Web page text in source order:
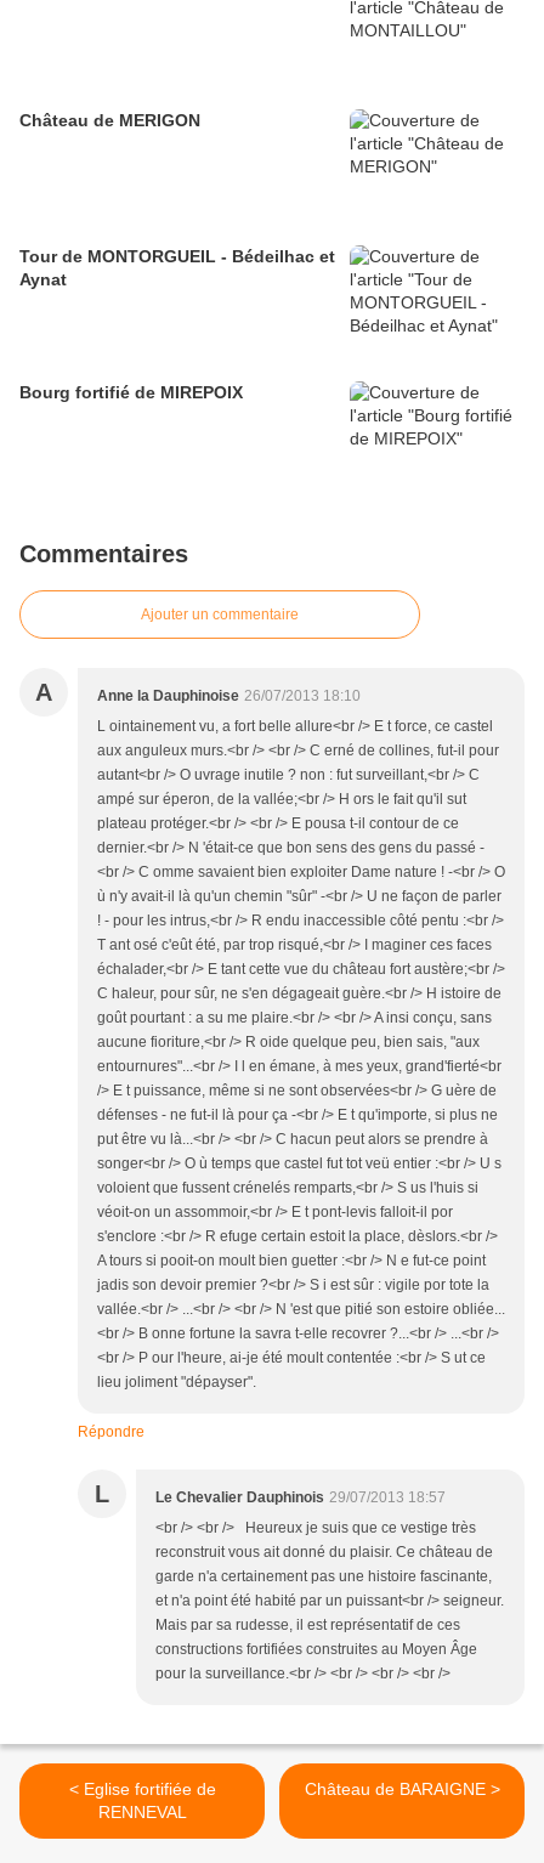
Château de MERIGON
Tour de MONTORGUEIL - Bédeilhac et
Aynat
Bourg fortifié de MIREPOIX
Commentaires
Ajouter un commentaire
A Anne la Dauphinoise 26/07/2013 18:10
L ointainement vu, a fort belle allure<br /> E t force, ce castel
aux anguleux murs.<br /> <br /> C erné de collines, fut-il pour
autant<br /> O uvrage inutile ? non : fut surveillant,<br /> C
ampé sur éperon, de la vallée;<br /> H ors le fait qu'il sut
plateau protéger.<br /> <br /> E pousa t-il contour de ce
dernier.<br /> N 'était-ce que bon sens des gens du passé -
<br /> C omme savaient bien exploiter Dame nature ! -<br /> O
ù n'y avait-il là qu'un chemin "sûr" -<br /> U ne façon de parler
! - pour les intrus,<br /> R endu inaccessible côté pentu :<br />
T ant osé c'eût été, par trop risqué,<br /> I maginer ces faces
échalader,<br /> E tant cette vue du château fort austère;<br />
C haleur, pour sûr, ne s'en dégageait guère.<br /> H istoire de
goût pourtant : a su me plaire.<br /> <br /> A insi conçu, sans
aucune fioriture,<br /> R oide quelque peu, bien sais, "aux
entournures"...<br /> I l en émane, à mes yeux, grand'fierté<br
/> E t puissance, même si ne sont observées<br /> G uère de
défenses - ne fut-il là pour ça -<br /> E t qu'importe, si plus ne
put être vu là...<br /> <br /> C hacun peut alors se prendre à
songer<br /> O ù temps que castel fut tot veü entier :<br /> U s
voloient que fussent crénelés remparts,<br /> S us l'huis si
véoit-on un assommoir,<br /> E t pont-levis falloit-il por
s'enclore :<br /> R efuge certain estoit la place, dèslors.<br />
A tours si pooit-on moult bien guetter :<br /> N e fut-ce point
jadis son devoir premier ?<br /> S i est sûr : vigile por tote la
vallée.<br /> ...<br /> <br /> N 'est que pitié son estoire obliée...
<br /> B onne fortune la savra t-elle recovrer ?...<br /> ...<br />
<br /> P our l'heure, ai-je été moult contentée :<br /> S ut ce
lieu joliment "dépayser".
Répondre
L Le Chevalier Dauphinois 29/07/2013 18:57
<br /> <br /> Heureux je suis que ce vestige très
reconstruit vous ait donné du plaisir. Ce château de
garde n'a certainement pas une histoire fascinante,
et n'a point été habité par un puissant<br /> seigneur.
Mais par sa rudesse, il est représentatif de ces
constructions fortifiées construites au Moyen Âge
pour la surveillance.<br /> <br /> <br /> <br />
< Eglise fortifiée de
RENNEVAL
Château de BARAIGNE >